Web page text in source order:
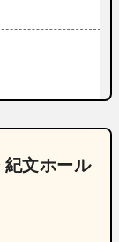
紀文ホール